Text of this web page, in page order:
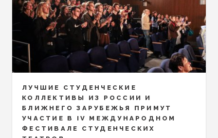
ЛУЧШИЕ СТУДЕНЧЕСКИЕ
КОЛЛЕКТИВЫ ИЗ РОССИИ И
БЛИЖНЕГО ЗАРУБЕЖЬЯ ПРИМУТ
УЧАСТИЕ В IV МЕЖДУНАРОДНОМ
ФЕСТИВАЛЕ СТУДЕНЧЕСКИХ